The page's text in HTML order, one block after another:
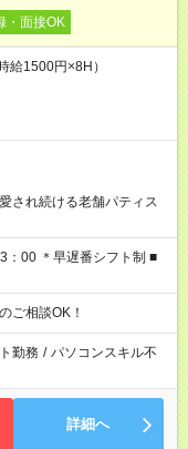
・面接OK
1500円×8H）
され続ける老舗パティス
：00 ＊早遅番シフト制 ■
ご相談OK！
勤務 / パソコンスキル不
詳細へ